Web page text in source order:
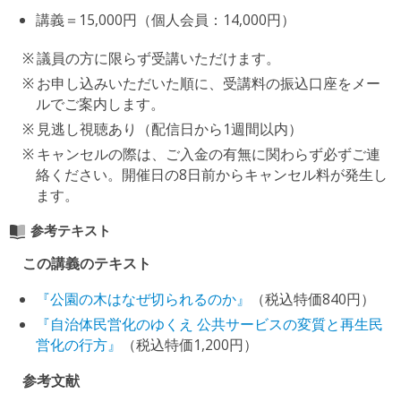
講義＝15,000円（個人会員：14,000円）
議員の方に限らず受講いただけます。
お申し込みいただいた順に、受講料の振込口座をメー
ルでご案内します。
見逃し視聴あり（配信日から1週間以内）
キャンセルの際は、ご入金の有無に関わらず必ずご連
絡ください。開催日の8日前からキャンセル料が発生し
ます。
参考テキスト
この講義のテキスト
『公園の木はなぜ切られるのか』
（税込特価840円）
『自治体民営化のゆくえ 公共サービスの変質と再生民
営化の行方』
（税込特価1,200円）
参考文献